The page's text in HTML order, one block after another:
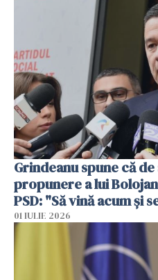
Grindeanu spune că
propunere a lui
PSD: "Să vină acum și
01 IULIE 2026